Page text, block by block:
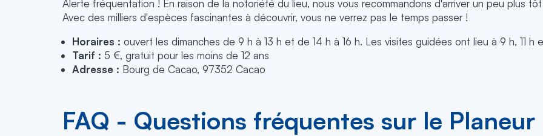
Alerte fréquentation ! En raison de la notoriété du lieu, nous vous recommandons d'arriver un peu plus
Avec des milliers d'espèces fascinantes à découvrir, vous ne verrez pas le temps passer !
Horaires : ouvert les dimanches de 9 h à 13 h et de 14 h à 16 h. Les visites guidées ont lieu à 9 h, 11 h
Tarif : 5 €, gratuit pour les moins de 12 ans
Adresse : Bourg de Cacao, 97352 Cacao
FAQ - Questions fréquentes sur le Planeur